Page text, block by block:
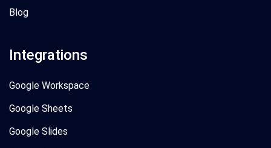
Blog
Integrations
Google Workspace
Google Sheets
Google Slides